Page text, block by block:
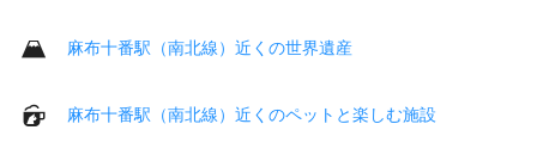
麻布十番駅（南北線）近くの世界遺産
麻布十番駅（南北線）近くのペットと楽しむ施設